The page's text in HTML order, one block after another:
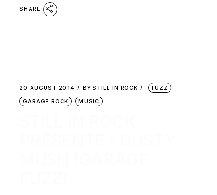
SHARE
20 AUGUST 2014 BY STILL IN ROCK
FUZZ
GARAGE ROCK
MUSIC